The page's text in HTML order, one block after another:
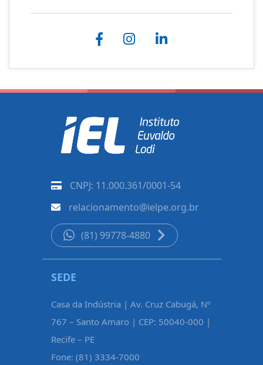
CNPJ: 11.000.361/0001-54
relacionamento@ielpe.org.br
(81) 99778-4880
SEDE
Casa da Indústria | Av. Cruz Cabugá, Nº
767 – Santo Amaro | CEP: 50040-000 |
Recife – PE
Fone: (81) 3334-7000